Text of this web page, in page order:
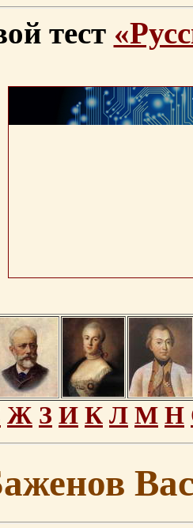
тест
Ж З И К Л М Н